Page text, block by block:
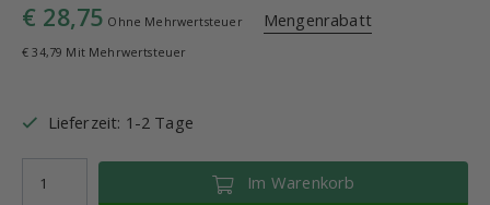
€ 28,75 Ohne Mehrwertsteuer Mengenrabatt
€ 34,79 Mit Mehrwertsteuer
Lieferzeit: 1-2 Tage
Im Warenkorb